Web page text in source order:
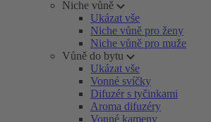
Niche vůně
Ukázat vše
Niche vůně pro ženy
Niche vůně pro muže
Vůně do bytu
Ukázat vše
Vonné svíčky
Difuzér s tyčinkami
Aroma difuzéry
Vonné kameny